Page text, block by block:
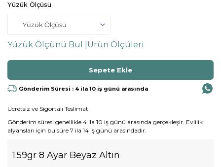
Yüzük Ölçüsü
Yüzük Ölçünü Bul | Ürün Ölçüleri
Gönderim Süresi : 4 ila 10 iş günü arasında
Ücretsiz ve Sigortalı Teslimat
Gönderim süresi genellikle 4 ila 10 iş günü arasında gerçekleşir. Evlilik
alyansları için bu süre 7 ila 14 iş günü arasındadır.
1.59gr 8 Ayar Beyaz Altın